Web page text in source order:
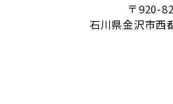
〒920-
石川県金沢市西